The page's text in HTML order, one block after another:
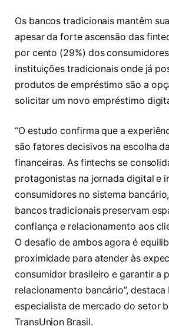
Os bancos tradicionais mantêm
apesar da forte ascensão das
por cento (29%) dos
instituições tradicionais onde já
produtos de empréstimo são a
solicitar um novo empréstimo
“O estudo confirma que a
são fatores decisivos na escolha
financeiras. As fintechs se
protagonistas na jornada digital e
consumidores no sistema
bancos tradicionais preservam
confiança e relacionamento aos
O desafio de ambos agora é
proximidade para atender às
consumidor brasileiro e garantir a
relacionamento bancário”, destaca
especialista de mercado do setor
TransUnion Brasil.